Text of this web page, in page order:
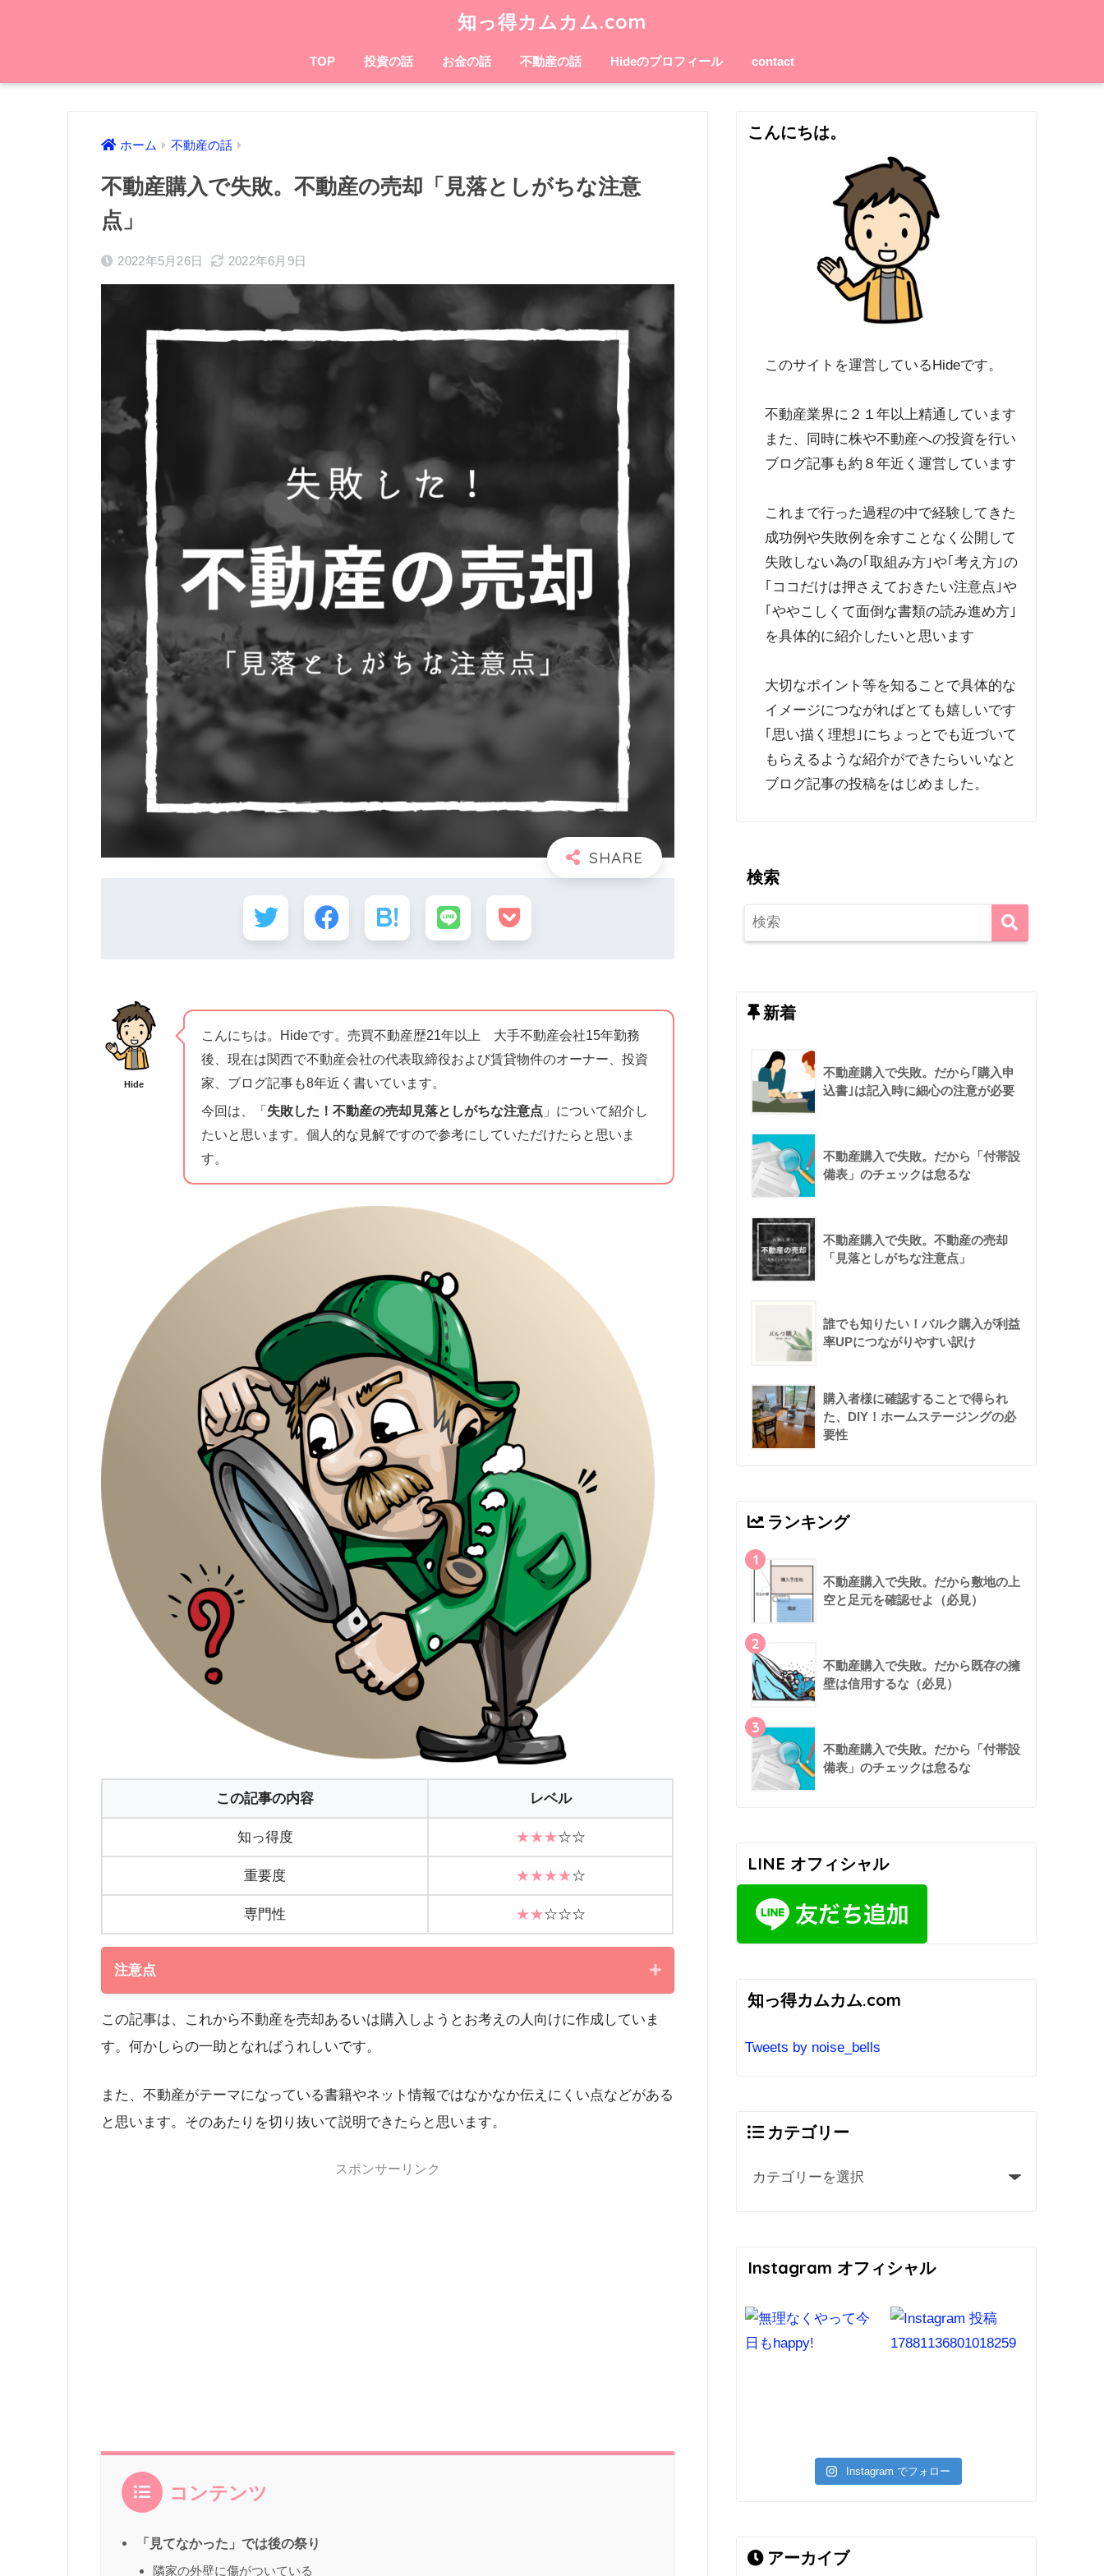
知っ得カムカム.com
TOP 投資の話 お金の話 不動産の話 Hideのプロフィール contact
ホーム 不動産の話
不動産購入で失敗。不動産の売却「見落としがちな注意
点」
2022年5月26日 2022年6月9日
Hide
こんにちは。Hideです。売買不動産歴21年以上 大手不動産会社15年勤務
後、現在は関西で不動産会社の代表取締役および賃貸物件のオーナー、投資
家、ブログ記事も8年近く書いています。
今回は、「失敗した！不動産の売却見落としがちな注意点 」について紹介し
たいと思います。個人的な見解ですので参考にしていただけたらと思いま
す。
この記事の内容 レベル
知っ得度 ★★★☆☆
重要度 ★★★★☆
専門性 ★★☆☆☆
注意点
この記事は、これから不動産を売却あるいは購入しようとお考えの人向けに作成していま
す。何かしらの一助となればうれしいです。
また、不動産がテーマになっている書籍やネット情報ではなかなか伝えにくい点などがある
と思います。そのあたりを切り抜いて説明できたらと思います。
スポンサーリンク
コンテンツ
「見てなかった」では後の祭り
隣家の外壁に傷がついている
こんにちは。
このサイトを運営しているHideです。
不動産業界に２１年以上精通しています
また、同時に株や不動産への投資を行い
ブログ記事も約８年近く運営しています
これまで行った過程の中で経験してきた
成功例や失敗例を余すことなく公開して
失敗しない為の｢取組み方｣や｢考え方｣の
｢ココだけは押さえておきたい注意点｣や
｢ややこしくて面倒な書類の読み進め方｣
を具体的に紹介したいと思います
大切なポイント等を知ることで具体的な
イメージにつながればとても嬉しいです
｢思い描く理想｣にちょっとでも近づいて
もらえるような紹介ができたらいいなと
ブログ記事の投稿をはじめました。
検索
新着
不動産購入で失敗。だから｢購入申
込書｣は記入時に細心の注意が必要
不動産購入で失敗。だから「付帯設
備表」のチェックは怠るな
不動産購入で失敗。不動産の売却
「見落としがちな注意点」
誰でも知りたい！バルク購入が利益
率UPにつながりやすい訳け
購入者様に確認することで得られ
た、DIY！ホームステージングの必
要性
ランキング
1
不動産購入で失敗。だから敷地の上
空と足元を確認せよ（必見）
2
不動産購入で失敗。だから既存の擁
壁は信用するな（必見）
3
不動産購入で失敗。だから「付帯設
備表」のチェックは怠るな
LINE オフィシャル
知っ得カムカム.com
Tweets by noise_bells
カテゴリー
Instagram オフィシャル
Instagram でフォロー
アーカイブ